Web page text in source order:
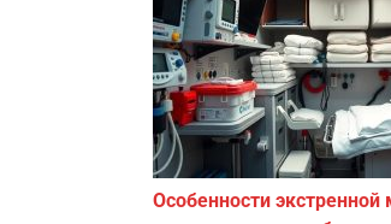
Особенности